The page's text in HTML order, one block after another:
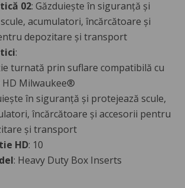
02: Găzduiește în siguranță și
acumulatori, încărcătoare și
depozitare și transport
:
turnată prin suflare compatibilă cu
HD Milwaukee®
în siguranță și protejează scule,
încărcătoare și accesorii pentru
și transport
HD: 10
: Heavy Duty Box Inserts